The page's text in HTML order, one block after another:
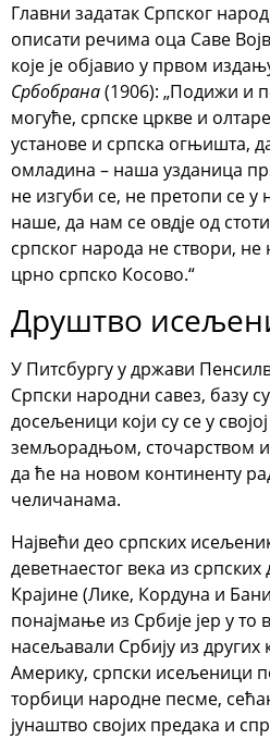
Главни задатак Српског
описати речима оца Саве
које је објавио у првом
Србобрана(1906): „Подижи и
могуће, српске цркве и
установе и српска огњишта,
омладина – наша узданица
не изгуби се, не претопи се у
наше, да нам се овдје од
српског народа не створи, не
црно српско Косово.“
Друштво
У Питсбургу у држави
Српски народни савез, базу
досељеници који су се у
земљорадњом, сточарством
да ће на новом континенту
челичанама.
Највећи део српских
деветнаестог века из српских
Крајине (Лике, Кордуна и
понајмање из Србије јер у
насељавали Србију из других
Америку, српски исељеници
торбици народне песме,
јунаштво својих предака и